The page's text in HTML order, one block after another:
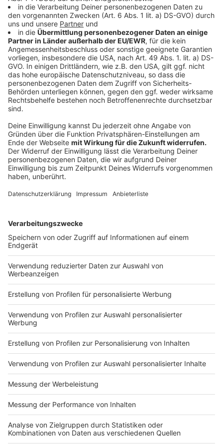
Pauschale. Nur sind in den vergangenen anderthalb
Jahren die Kosten dermaßen explodiert, dass diese
Pauschale für die Finanzierung nicht mehr reicht. Vor
allem Personal- und Energiekosten sind massiv
gestiegen. Vielen Kitas droht die Pleite. Oder sie
müssen tricksen, machen an zwei von fünf Tagen
dicht. Das löst dementsprechend viel Frust aus. Bis zu
30.000 Unterschriften werden bei der Aktion nun wohl
gesammelt.
Anzeige
Der Plan des Familienministeriums
Anzeige
dass man die Pauschale erhöhen wird - ab August
2024 um etwa 10 Prozent. 100 Millionen Euro sollen
als Überbrückungshilfe zur Verfügung stehen. Viele
nicht reicht.
Rechnet man die 100 Millionen Euro auf alle Kitas im
Land um, bekommt jede Einrichtung etwa 12.500 Euro.
Viel ist das auf den zweiten Blick nicht. Das Bündnis
will, dass die Landesregierung schneller reagiert.
Beispielsweise sollen bei höheren Tarifabschlüssen für
die Erzieherinnen und Erzieher die Pauschale sofort
erhöht werdenn - nicht erst nach ein paar Monaten.
Autoren: Joachim Schultheis & Jose Narciandi
Anzeige